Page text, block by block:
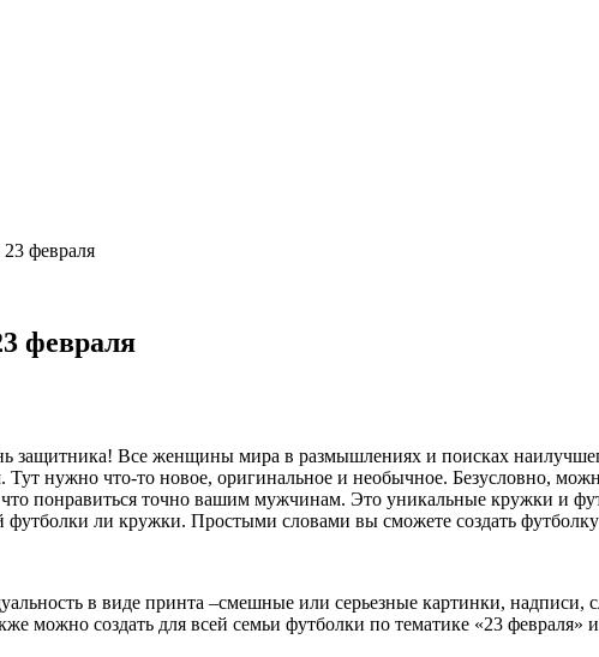
февраля
февраля
защитника! Все женщины мира в размышлениях и поисках
нужно что-то новое, оригинальное и необычное. Безусловно,
понравиться точно вашим мужчинам. Это уникальные кружки и
футболки ли кружки. Простыми словами вы сможете создать
в виде принта –смешные или серьезные картинки,
можно создать для всей семьи футболки по тематике «23 февраля»